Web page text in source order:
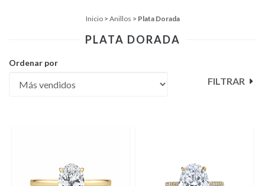
Inicio > Anillos > Plata Dorada
PLATA DORADA
Ordenar por
FILTRAR